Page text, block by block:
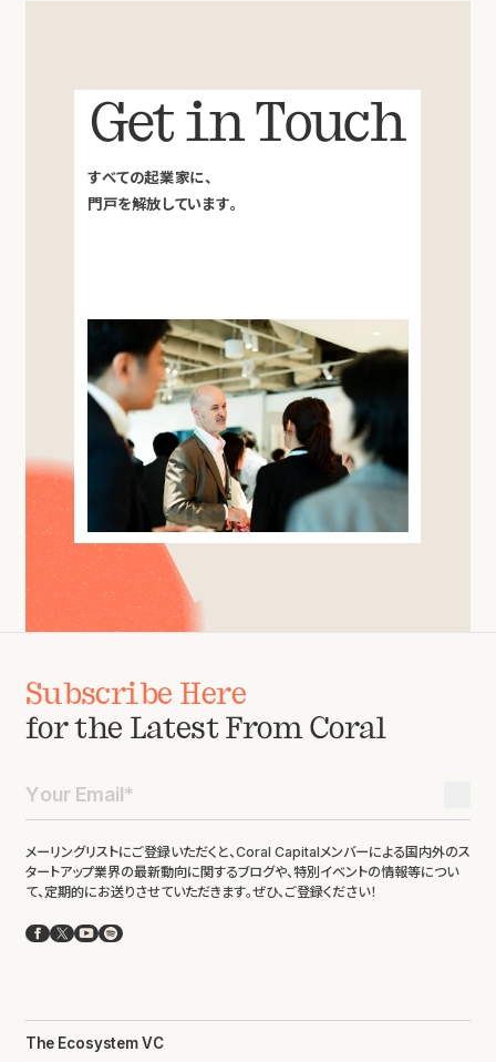
Get in Touch
すべての起業家に、
門戸を解放しています。
Subscribe Here
for the Latest From Coral
メーリングリストにご登録いただくと、Coral Capitalメンバーによる国内外のス
タートアップ業界の最新動向に関するブログや、特別イベントの情報等につい
て、定期的にお送りさせていただきます。ぜひ、ご登録ください！
Facebook
X YouTube
Spotify
The Ecosystem VC